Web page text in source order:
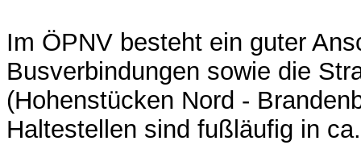
Im ÖPNV besteht ein guter
Busverbindungen sowie die
(Hohenstücken Nord -
Haltestellen sind fußläufig in